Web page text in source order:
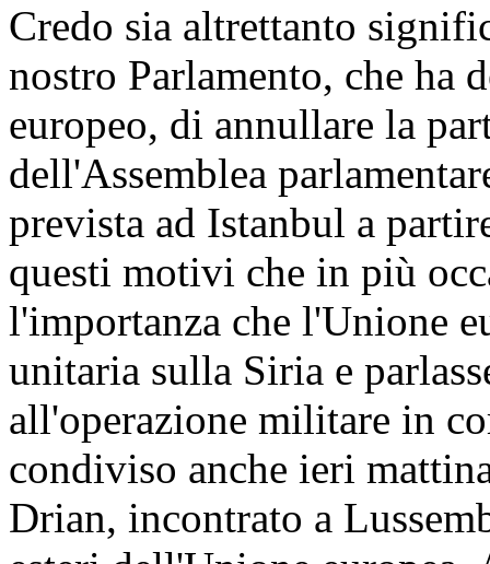
Credo sia altrettanto
nostro Parlamento, che ha
europeo, di annullare la
dell'Assemblea
prevista ad Istanbul a
questi motivi che in più
l'importanza che l'Unione
unitaria sulla Siria e
all'operazione militare in
condiviso anche ieri
Drian, incontrato a